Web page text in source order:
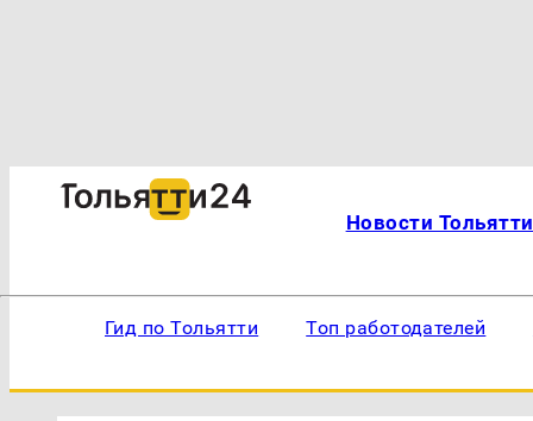
Новости Тольятти
Гид по Тольятти Топ работодателей